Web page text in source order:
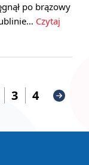
po brązowy
Czytaj
3 4